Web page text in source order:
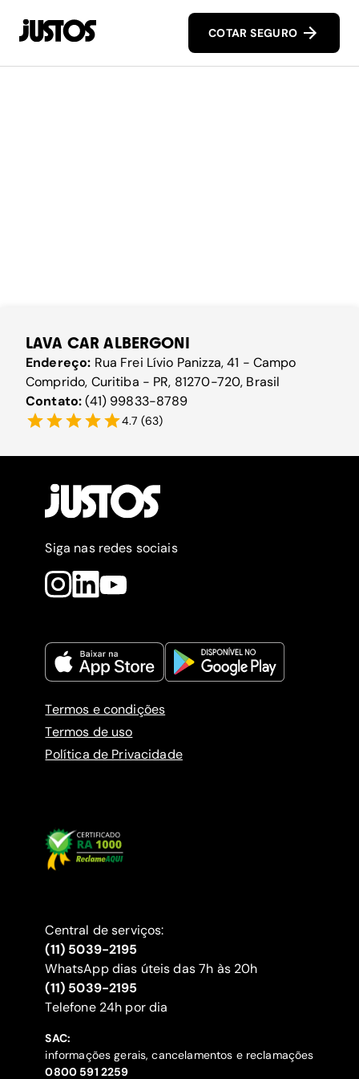
COTAR SEGURO
LAVA CAR ALBERGONI
Endereço: Rua Frei Lívio Panizza, 41 - Campo
Comprido, Curitiba - PR, 81270-720, Brasil
Contato:(41) 99833-8789
4.7 (63)
Siga nas redes sociais
Termos e condições
Termos de uso
Política de Privacidade
Central de serviços:
(11) 5039-2195
WhatsApp dias úteis das 7h às 20h
(11) 5039-2195
‍Telefone 24h por dia
SAC:
informações gerais, cancelamentos e reclamações
‍0800 591 2259